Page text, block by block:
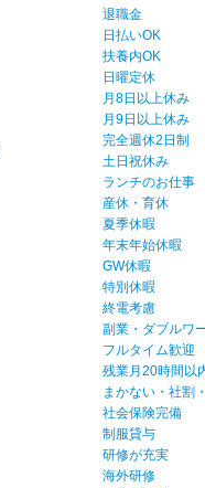
退職金
日払いOK
扶養内OK
日曜定休
月8日以上休み
月9日以上休み
完全週休2日制
土日祝休み
ランチのお仕事
産休・育休
夏季休暇
年末年始休暇
GW休暇
特別休暇
終電考慮
副業・ダブルワ
フルタイム歓迎
残業月20時間以
まかない・社割
社会保険完備
制服貸与
研修が充実
海外研修